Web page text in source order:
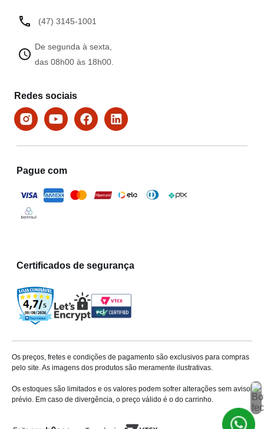
(47) 3145-1001
De segunda à sexta,
das 08h00 às 18h00.
Redes sociais
Pague com
Certificados de segurança
Os preços, fretes e condições de pagamento são exclusivos para compras
pelo site. As imagens dos produtos são meramente ilustrativas.
Os estoques são limitados e os valores podem sofrer alterações sem aviso
prévio. Em caso de divergência, o preço válido é o do carrinho.